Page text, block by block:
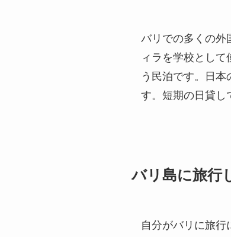
バリでの多くの外
ィラを学校とし
う民泊です。日
す。短期の日貸し
バリ島に旅行
自分がバリに旅